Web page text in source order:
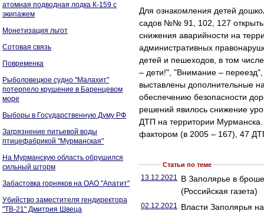
атомная подводная лодка К-159 с
экипажем
Монетизация льгот
Сотовая связь
Повременка
Рыболовецкое судно "Малахит"
потерпело крушение в Баренцевом
море
Выборы в Государственную Думу РФ
Загрязнение питьевой воды
птицефабрикой "Мурманская"
На Мурманскую область обрушился
сильный шторм
Забастовка горняков на ОАО "Апатит"
Убийство заместителя гендиректора
"ТВ-21" Дмитрия Швеца
Для ознакомления детей
садов №№ 91, 102, 127
снижения аварийности на
административных
детей и пешеходов, в том
– дети!", "Внимание –
выставлены дополнительные
обеспечению безопасности
решений явилось снижение
ДТП на территории
фактором (в 2005 – 167), 47
Статьи по теме
13.12.2021 В Заполярье в
(Российская газета)
02.12.2021 Власти Заполярья